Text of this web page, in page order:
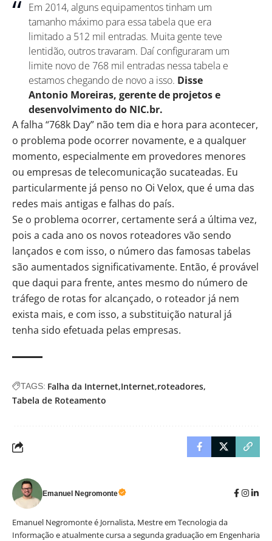
Em 2014, alguns equipamentos tinham um
tamanho máximo para essa tabela que era
limitado a 512 mil entradas. Muita gente teve
lentidão, outros travaram. Daí configuraram um
limite novo de 768 mil entradas nessa tabela e
estamos chegando de novo a isso. Disse
Antonio Moreiras, gerente de projetos e
desenvolvimento do NIC.br.
A falha “768k Day” não tem dia e hora para acontecer,
o problema pode ocorrer novamente, e a qualquer
momento, especialmente em provedores menores
ou empresas de telecomunicação sucateadas. Eu
particularmente já penso no Oi Velox, que é uma das
redes mais antigas e falhas do país.
Se o problema ocorrer, certamente será a última vez,
pois a cada ano os novos roteadores vão sendo
lançados e com isso, o número das famosas tabelas
são aumentados significativamente. Então, é provável
que daqui para frente, antes mesmo do número de
tráfego de rotas for alcançado, o roteador já nem
exista mais, e com isso, a substituição natural já
tenha sido efetuada pelas empresas.
TAGS: Falha da Internet Internet roteadores
Tabela de Roteamento
Emanuel Negromonte
Emanuel Negromonte é Jornalista, Mestre em Tecnologia da
Informação e atualmente cursa a segunda graduação em Engenharia